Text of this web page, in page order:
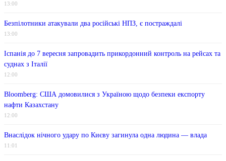
13:00
Безпілотники атакували два російські НПЗ, є постраждалі
13:00
Іспанія до 7 вересня запровадить прикордонний контроль на рейсах та
суднах з Італії
12:00
Bloomberg: США домовилися з Україною щодо безпеки експорту
нафти Казахстану
12:00
Внаслідок нічного удару по Києву загинула одна людина — влада
11:01